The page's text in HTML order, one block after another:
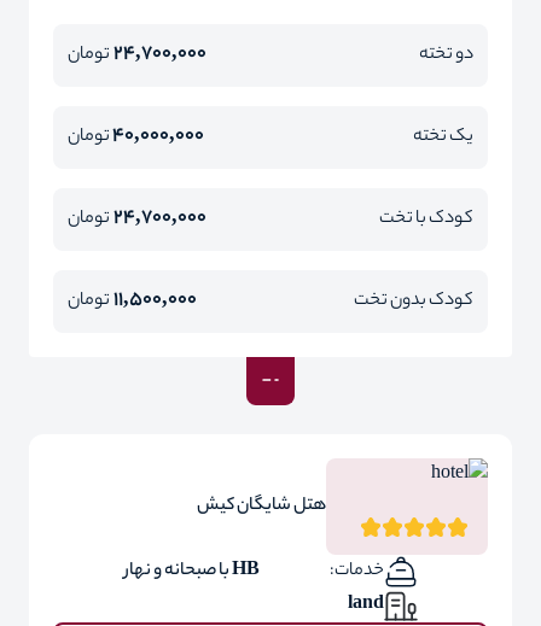
دو تخته 24,700,000تومان
یک تخته 40,000,000تومان
کودک با تخت 24,700,000تومان
کودک بدون تخت 11,500,000تومان
هتل شایگان کیش
خدمات:
HB با صبحانه و نهار
land